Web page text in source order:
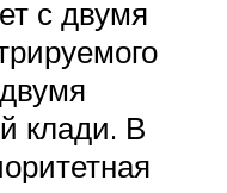
с двумя
клади. В